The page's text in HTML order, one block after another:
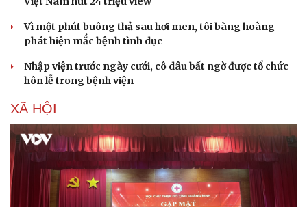
Vì một phút buông thả sau hơi men, tôi bàng hoàng
phát hiện mắc bệnh tình dục
Nhập viện trước ngày cưới, cô dâu bất ngờ được tổ chức
hôn lễ trong bệnh viện
XÃ HỘI